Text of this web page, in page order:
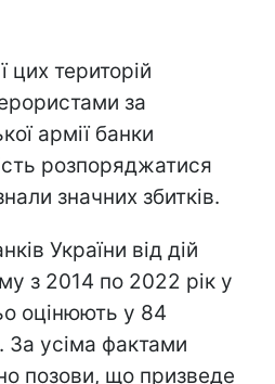
цих територій
за
армії банки
розпоряджатися
значних збитків.
України від дій
з 2014 по 2022 рік у
оцінюють у 84
За усіма фактами
позови, що призведе